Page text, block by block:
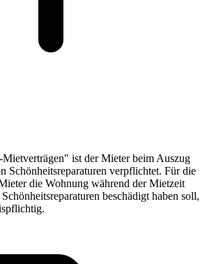
ist der Mieter beim Auszug
Schönheitsreparaturen verpflichtet. Für die
die Wohnung während der Mietzeit
beschädigt haben soll,